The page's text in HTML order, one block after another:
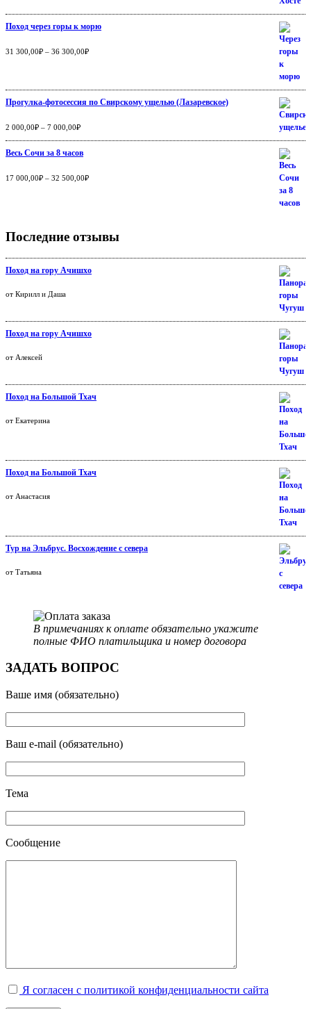
Поход через горы к морю
Оценка5.00
из
31 300,00₽ – 36 300,00₽
Прогулка-фотосессия по Свирскому ущелью (Лазаревское)
Оценка5.00 из
2 000,00₽ – 7 000,00₽
Весь Сочи за 8 часов
Оценка5.00
из
17 000,00₽ – 32 500,00₽
Последние отзывы
Поход на гору Ачишхо
Оценка5из 5
от Кирилл и Даша
Поход на гору Ачишхо
Оценка5из 5
от Алексей
Поход на Большой Тхач
Оценка5из 5
от Екатерина
Поход на Большой Тхач
Оценка5из 5
от Анастасия
Тур на Эльбрус. Восхождение с севера
Оценка5из 5
от Татьяна
В примечаниях к оплате обязательно укажите
полные ФИО платильщика и номер договора
ЗАДАТЬ ВОПРОС
Ваше имя (обязательно)
Ваш e-mail (обязательно)
Тема
Сообщение
Я согласен с политикой конфиденциальности сайта